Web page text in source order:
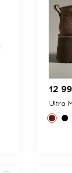
12
Ultra